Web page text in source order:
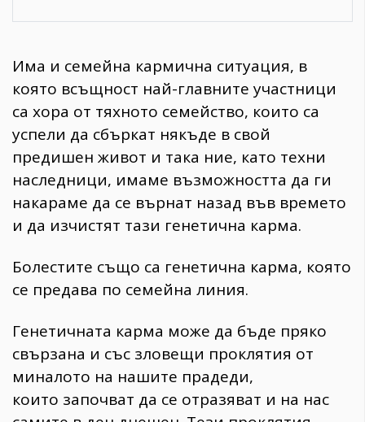
Има и семейна кармична ситуация, в
която всъщност най-главните участници
са хора от тяхното семейство, които са
успели да сбъркат някъде в свой
предишен живот и така ние, като техни
наследници, имаме възможността да ги
накараме да се върнат назад във времето
и да изчистят тази генетична карма.
Болестите също са генетична карма, която
се предава по семейна линия.
Генетичната карма може да бъде пряко
свързана и със зловещи проклятия от
миналото на нашите прадеди,
които започват да се отразяват и на нас